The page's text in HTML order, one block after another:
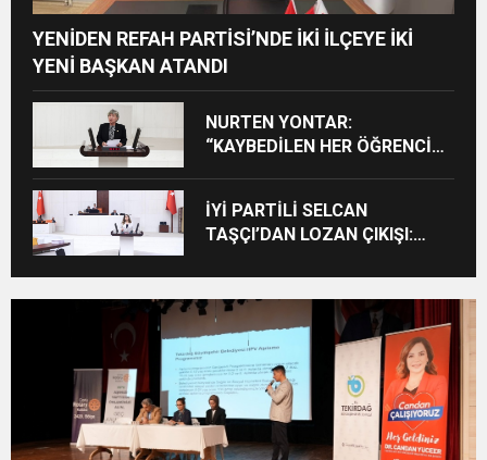
YENİDEN REFAH PARTİSİ’NDE İKİ İLÇEYE İKİ
YENİ BAŞKAN ATANDI
NURTEN YONTAR:
“KAYBEDİLEN HER ÖĞRENCİ
İYİ PARTİLİ SELCAN
TAŞÇI’DAN LOZAN ÇIKIŞI:
SENEDİNE SAHİP ÇIKMA
ZAMANIDIR”